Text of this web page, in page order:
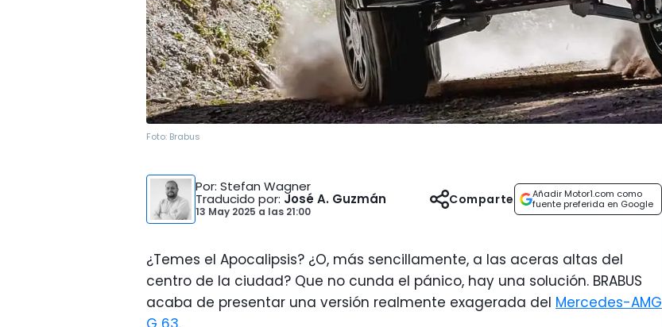
Foto: Brabus
Por: Stefan Wagner
Traducido por: José A. Guzmán
13 May 2025 a las 21:00
Añadir Motor1.com como
fuente preferida en Google
Comparte
¿Temes el Apocalipsis? ¿O, más sencillamente, a las aceras altas del
centro de la ciudad? Que no cunda el pánico, hay una solución. BRABUS
acaba de presentar una versión realmente exagerada del Mercedes-AMG